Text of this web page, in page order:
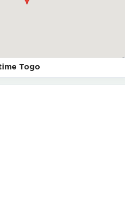
Togo